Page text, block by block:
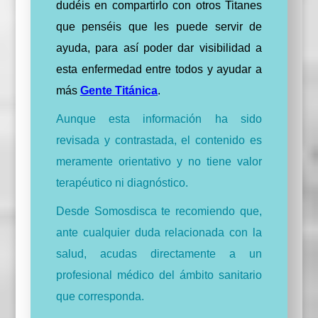
dudéis en compartirlo con otros Titanes
que penséis que les puede servir de
ayuda, para así poder dar visibilidad a
esta enfermedad entre todos y ayudar a
más Gente Titánica.
Aunque esta información ha sido
revisada y contrastada, el contenido es
meramente orientativo y no tiene valor
terapéutico ni diagnóstico.
Desde Somosdisca te recomiendo que,
ante cualquier duda relacionada con la
salud, acudas directamente a un
profesional médico del ámbito sanitario
que corresponda.